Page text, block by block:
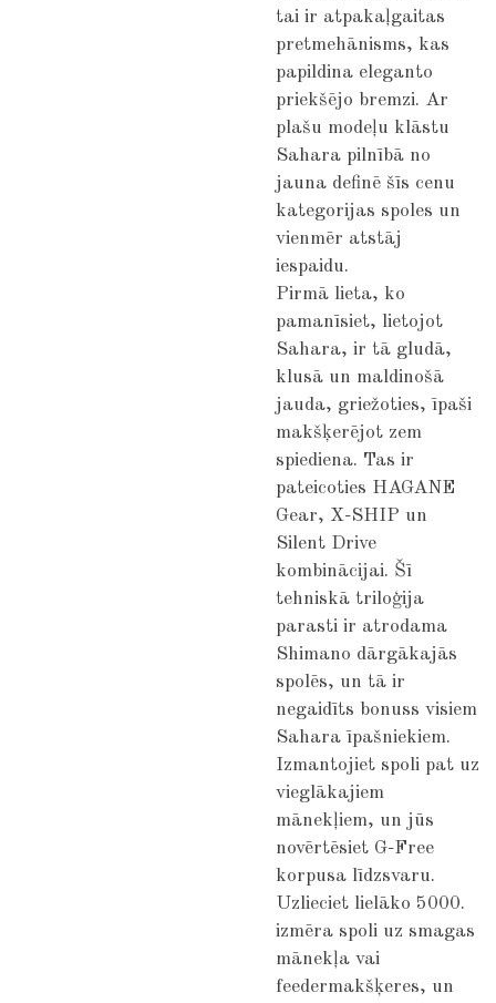
tai ir atpakaļgaitas
pretmehānisms, kas
papildina eleganto
priekšējo bremzi. Ar
plašu modeļu klāstu
Sahara pilnībā no
jauna definē šīs cenu
kategorijas spoles un
vienmēr atstāj
iespaidu.
Pirmā lieta, ko
pamanīsiet, lietojot
Sahara, ir tā gludā,
klusā un maldinošā
jauda, ​​griežoties, īpaši
makšķerējot zem
spiediena. Tas ir
pateicoties HAGANE
Gear, X-SHIP un
Silent Drive
kombinācijai. Šī
tehniskā triloģija
parasti ir atrodama
Shimano dārgākajās
spolēs, un tā ir
negaidīts bonuss visiem
Sahara īpašniekiem.
Izmantojiet spoli pat uz
vieglākajiem
mānekļiem, un jūs
novērtēsiet G-Free
korpusa līdzsvaru.
Uzlieciet lielāko 5000.
izmēra spoli uz smagas
mānekļa vai
feedermakšķeres, un